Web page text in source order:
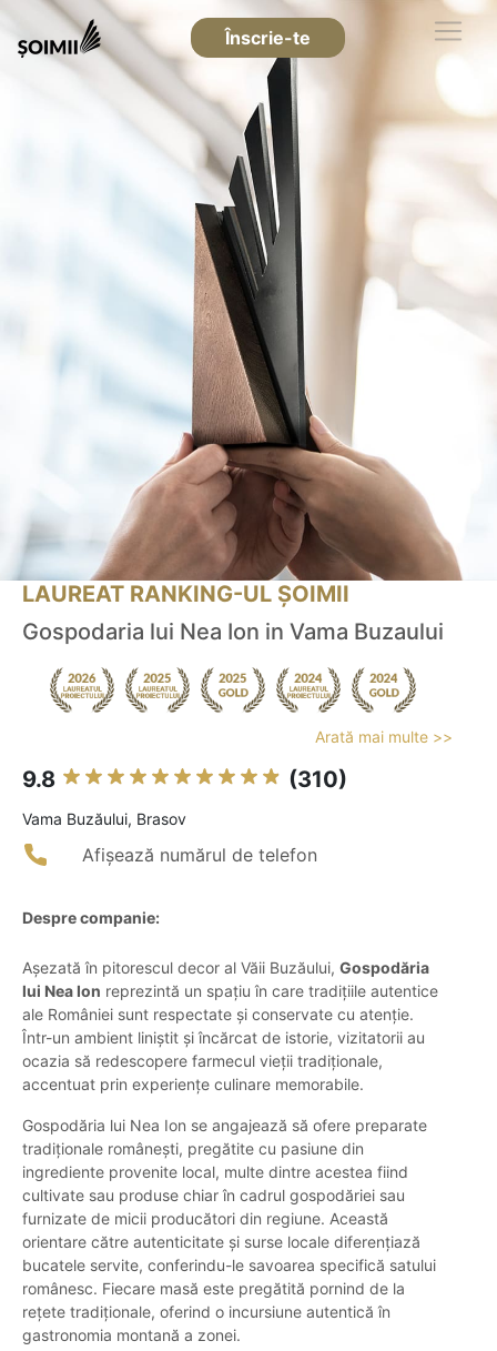
Înscrie-te
LAUREAT RANKING-UL ȘOIMII
Gospodaria lui Nea Ion in Vama Buzaului
Arată mai multe >>
9.8 (310)
Vama Buzăului, Brasov
Afișează numărul de telefon
Despre companie:
Așezată în pitorescul decor al Văii Buzăului, Gospodăria
lui Nea Ion reprezintă un spațiu în care tradițiile autentice
ale României sunt respectate și conservate cu atenție.
Într-un ambient liniștit și încărcat de istorie, vizitatorii au
ocazia să redescopere farmecul vieții tradiționale,
accentuat prin experiențe culinare memorabile.
Gospodăria lui Nea Ion se angajează să ofere preparate
tradiționale românești, pregătite cu pasiune din
ingrediente provenite local, multe dintre acestea fiind
cultivate sau produse chiar în cadrul gospodăriei sau
furnizate de micii producători din regiune. Această
orientare către autenticitate și surse locale diferențiază
bucatele servite, conferindu-le savoarea specifică satului
românesc. Fiecare masă este pregătită pornind de la
rețete tradiționale, oferind o incursiune autentică în
gastronomia montană a zonei.